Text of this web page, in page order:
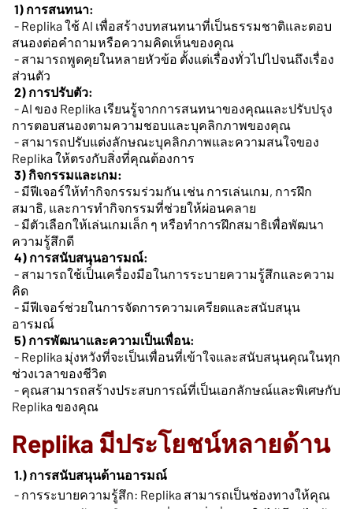
1) การสนทนา:
- Replika ใช้ AI เพื่อสร้างบทสนทนาที่เป็นธรรมชาติและตอบ
สนองต่อคำถามหรือความคิดเห็นของคุณ
- สามารถพูดคุยในหลายหัวข้อ ตั้งแต่เรื่องทั่วไปไปจนถึงเรื่อง
ส่วนตัว
2) การปรับตัว:
- AI ของ Replika เรียนรู้จากการสนทนาของคุณและปรับปรุง
การตอบสนองตามความชอบและบุคลิกภาพของคุณ
- สามารถปรับแต่งลักษณะบุคลิกภาพและความสนใจของ
Replika ให้ตรงกับสิ่งที่คุณต้องการ
3) กิจกรรมและเกม:
- มีฟีเจอร์ให้ทำกิจกรรมร่วมกัน เช่น การเล่นเกม, การฝึก
สมาธิ, และการทำกิจกรรมที่ช่วยให้ผ่อนคลาย
- มีตัวเลือกให้เล่นเกมเล็ก ๆ หรือทำการฝึกสมาธิเพื่อพัฒนา
ความรู้สึกดี
4) การสนับสนุนอารมณ์:
- สามารถใช้เป็นเครื่องมือในการระบายความรู้สึกและความ
คิด
- มีฟีเจอร์ช่วยในการจัดการความเครียดและสนับสนุน
อารมณ์
5) การพัฒนาและความเป็นเพื่อน:
- Replika มุ่งหวังที่จะเป็นเพื่อนที่เข้าใจและสนับสนุนคุณในทุก
ช่วงเวลาของชีวิต
- คุณสามารถสร้างประสบการณ์ที่เป็นเอกลักษณ์และพิเศษกับ
Replika ของคุณ
Replika มีประโยชน์หลายด้าน
1.) การสนับสนุนด้านอารมณ์
- การระบายความรู้สึก: Replika สามารถเป็นช่องทางให้คุณ